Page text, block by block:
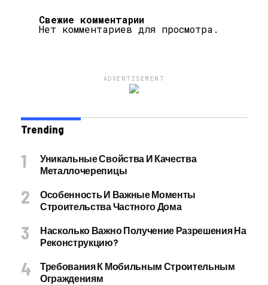
Свежие комментарии
Нет комментариев для просмотра.
ADVERTISEMENT
Trending
Уникальные Свойства И Качества
Металлочерепицы
Особенность И Важные Моменты
Строительства Частного Дома
Насколько Важно Получение Разрешения На
Реконструкцию?
Требования К Мобильным Строительным
Ограждениям